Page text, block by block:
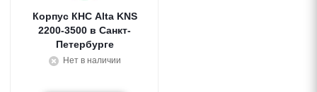
Корпус КНС Alta KNS
2200-3500 в Санкт-
Петербурге
Нет в наличии